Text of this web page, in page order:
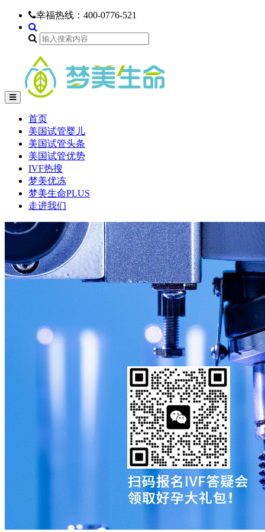
幸福热线： 400-0776-521
首页
美国试管婴儿
美国试管头条
美国试管优势
IVF热搜
梦美优冻
梦美生命PLUS
走进我们